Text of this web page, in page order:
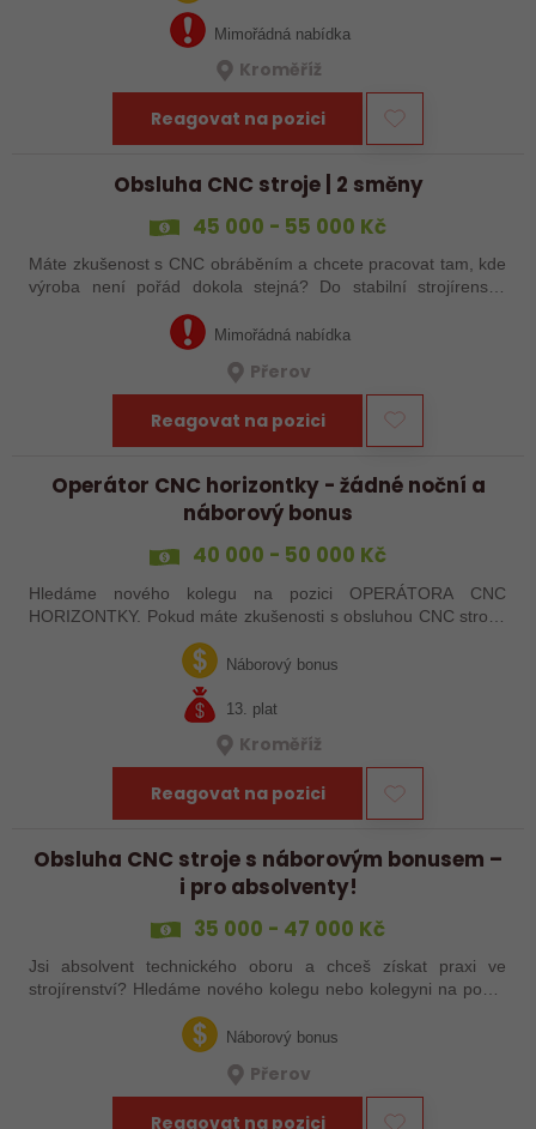
Mimořádná nabídka
Kroměříž
Reagovat na pozici
Obsluha CNC stroje | 2 směny
45 000 - 55 000 Kč
Máte zkušenost s CNC obráběním a chcete pracovat tam, kde
výroba není pořád dokola stejná? Do stabilní strojírenské
zakázkovou výrobu. Čeká Vás…Mimořádná nabídka
Přerov
Reagovat na pozici
Operátor CNC horizontky - žádné noční a
náborový bonus
40 000 - 50 000 Kč
Hledáme nového kolegu na pozici OPERÁTORA CNC
HORIZONTKY. Pokud máte zkušenosti s obsluhou CNC strojů,
orientujete se ve výkresové dokumentaci a máte chuť naučit se
něco nového, pak jste ideálním…Náborový bonus
13. plat
Kroměříž
Reagovat na pozici
Obsluha CNC stroje s náborovým bonusem –
i pro absolventy!
35 000 - 47 000 Kč
Jsi absolvent technického oboru a chceš získat praxi ve
strojírenství? Hledáme nového kolegu nebo kolegyni na pozici
obsluhy strojů – pokud tě láká práce ve výrobě, kde se něco
skutečně tvoří, rádi…
Náborový bonus
Přerov
Reagovat na pozici